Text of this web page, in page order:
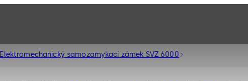
Elektromechanický samozamykací zámek SVZ 6000